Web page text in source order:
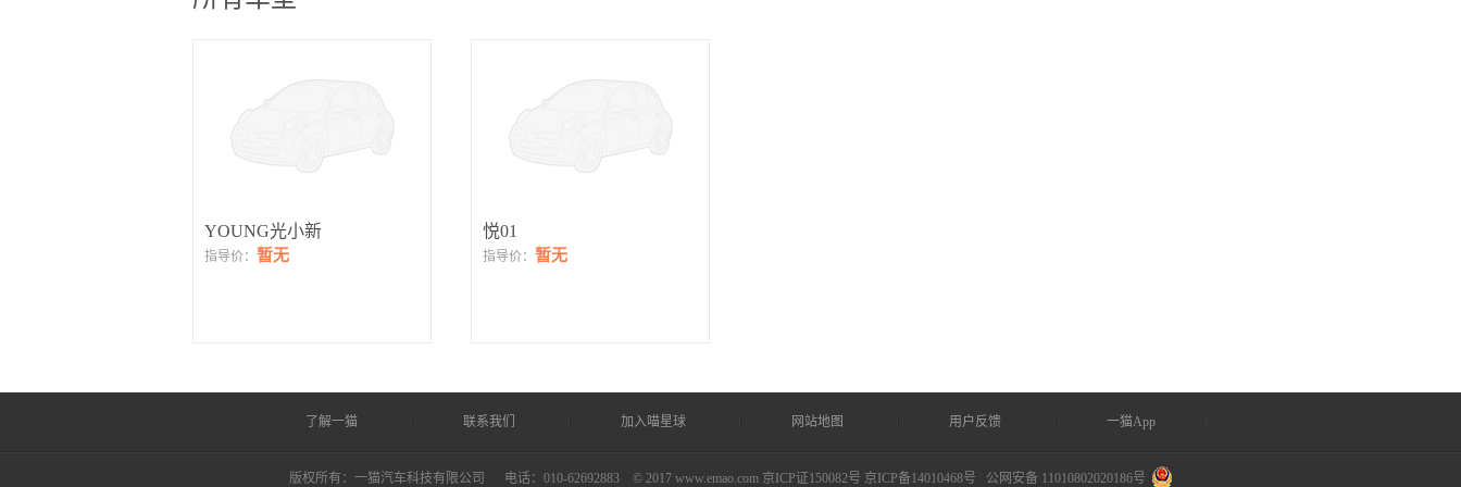
YOUNG光小新
指导价： 暂无
悦01
指导价： 暂无
了解一猫 联系我们 加入喵星球 网站地图 用户反馈 一猫App
版权所有：一猫汽车科技有限公司 电话：010-62692883 © 2017 www.emao.com 京ICP证150082号 京ICP备14010468号 公网安备 11010802020186号